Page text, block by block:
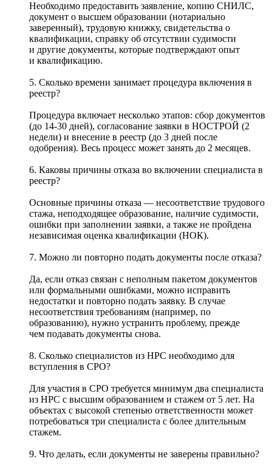
Необходимо предоставить заявление, копию СНИЛС,
документ о высшем образовании (нотариально
заверенный), трудовую книжку, свидетельства о
квалификации, справку об отсутствии судимости
и другие документы, которые подтверждают опыт
и квалификацию.
5. Сколько времени занимает процедура включения в
реестр?
Процедура включает несколько этапов: сбор документов
(до 14-30 дней), согласование заявки в НОСТРОЙ (2
недели) и внесение в реестр (до 3 дней после
одобрения). Весь процесс может занять до 2 месяцев.
6. Каковы причины отказа во включении специалиста в
реестр?
Основные причины отказа — несоответствие трудового
стажа, неподходящее образование, наличие судимости,
ошибки при заполнении заявки, а также не пройдена
независимая оценка квалификации (НОК).
7. Можно ли повторно подать документы после отказа?
Да, если отказ связан с неполным пакетом документов
или формальными ошибками, можно исправить
недостатки и повторно подать заявку. В случае
несоответствия требованиям (например, по
образованию), нужно устранить проблему, прежде
чем подавать документы снова.
8. Сколько специалистов из НРС необходимо для
вступления в СРО?
Для участия в СРО требуется минимум два специалиста
из НРС с высшим образованием и стажем от 5 лет. На
объектах с высокой степенью ответственности может
потребоваться три специалиста с более длительным
стажем.
9. Что делать, если документы не заверены правильно?